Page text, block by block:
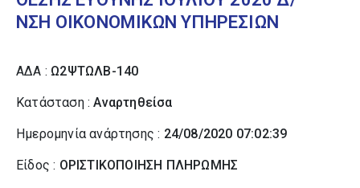
ΝΣΗ ΟΙΚΟΝΟΜΙΚΩΝ ΥΠΗΡΕΣΙΩΝ
ΑΔΑ : Ω2ΨΤΩΛΒ-140
Κατάσταση :Αναρτηθείσα
Ημερομηνία ανάρτησης : 24/08/2020 07:02:39
Είδος : ΟΡΙΣΤΙΚΟΠΟΙΗΣΗ ΠΛΗΡΩΜΗΣ